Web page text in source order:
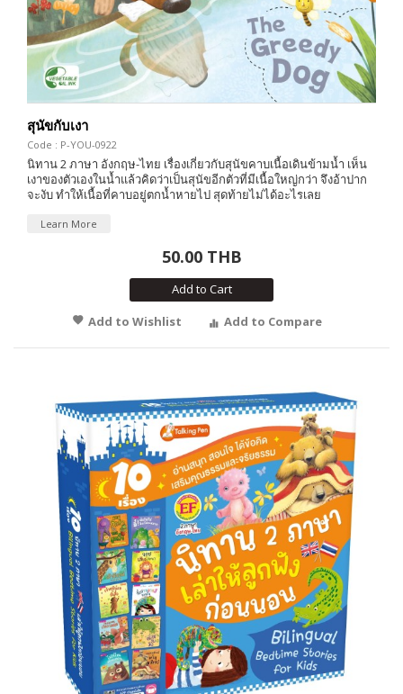
สุนัขกับเงา
Code : P-YOU-0922
นิทาน 2 ภาษา อังกฤษ-ไทย เรื่องเกี่ยวกับสุนัขคาบเนื้อเดินข้ามน้ำ เห็น
เงาของตัวเองในน้ำแล้วคิดว่าเป็นสุนัขอีกตัวที่มีเนื้อใหญ่กว่า จึงอ้าปาก
จะงับ ทำให้เนื้อที่คาบอยู่ตกน้ำหายไป สุดท้ายไม่ได้อะไรเลย
Learn More
50.00 THB
Add to Cart
Add to Wishlist
Add to Compare